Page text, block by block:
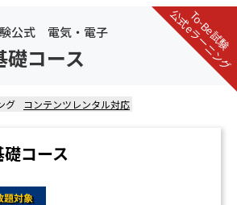
公式 電気・電子
礎コース
To-Be試験
公式eラーニング
グ コンテンツレンタル対応
コース